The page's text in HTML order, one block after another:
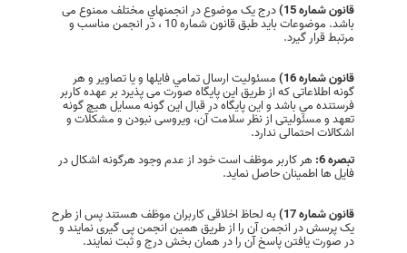
قانون شماره 15) درج یک موضوع در انجمنهاي مختلف ممنوع می
باشد. موضوعات باید طبق قانون شماره 10 ، در انجمن مناسب و
مرتبط قرار گیرد.
قانون شماره 16) مسئوليت ارسال تمامي فايلها و يا تصاوير و هر
گونه اطلاعاتی كه از طريق این پایگاه صورت می پذیرد بر عهده كاربر
فرستنده مي باشد و این پایگاه در قبال اين گونه مسايل هيچ گونه
تعهد و مسئولیتی از نظر سلامت آن، ویروسی نبودن و مشکلات و
اشکالات احتمالی ندارد.
تبصره 6:
هر کاربر موظف است خود از عدم وجود هرگونه اشکال در
فایل ها اطمینان حاصل نماید.
قانون شماره 17) به لحاظ اخلاقی کاربران موظف هستند پس از طرح
یک پرسش در انجمن آن را از طریق همین انجمن پی گیری نمایند و
در صورت یافتن پاسخ آن را در همان بخش درج و ثبت نمایند.